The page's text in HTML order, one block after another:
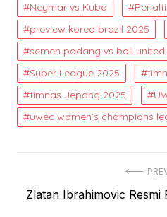
Neymar vs Kubo
preview korea brazil 2025
semen padang vs bali united
Super League 2025
timnas Jepang 2025
uwec women’s champions
navigation
Previous
Zlatan Ibrahimovic Resmi